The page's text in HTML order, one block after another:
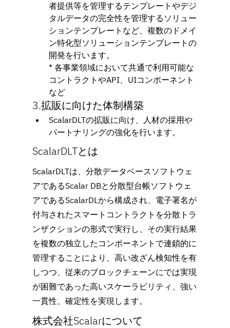
者提供等を管理するテンプレートやデジ
タルデータの完全性を管理するソリュー
ションテンプレートなど、複数のドメイ
ン特化型ソリューションテンプレートの
開発を行います。
* 各事業領域において共通で利用可能な
コントラクトやAPI、UIコンポーネント
など
3.拡販に向けた体制構築
ScalarDLTの拡販に向け、人材の採用や
パートナリングの強化を行います。
ScalarDLTとは
ScalarDLTは、分散データベースソフトウェ
アであるScalar DBと分散型台帳ソフトウェ
アであるScalarDLから構成され、電子署名が
付与されたスマートコントラクトを分散トラ
ンザクションの形式で実行し、その実行結果
を複数の独立したコンポーネントで連鎖的に
管理することにより、高い改ざん検知性を有
しつつ、従来のブロックチェーンにでは実現
が困難であった高いスケーラビリティ、強い
一貫性、確定性を実現します。
株式会社Scalarについて